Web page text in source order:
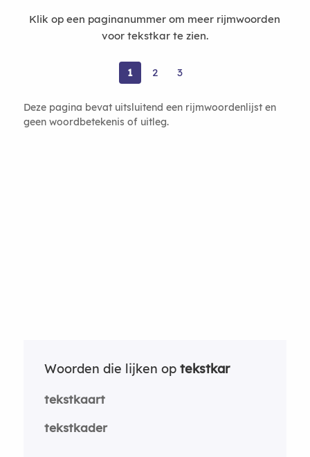
Klik op een paginanummer om meer rijmwoorden
voor tekstkar te zien.
1 2 3
Deze pagina bevat uitsluitend een rijmwoordenlijst en
geen woordbetekenis of uitleg.
Woorden die lijken op tekstkar
tekstkaart
tekstkader